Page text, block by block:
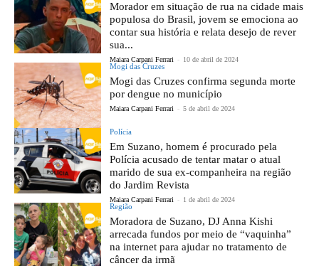
Morador em situação de rua na cidade mais
populosa do Brasil, jovem se emociona ao
contar sua história e relata desejo de rever
sua...
Maiara Carpani Ferrari - 10 de abril de 2024
Mogi das Cruzes
Mogi das Cruzes confirma segunda morte
por dengue no município
Maiara Carpani Ferrari - 5 de abril de 2024
Polícia
Em Suzano, homem é procurado pela
Polícia acusado de tentar matar o atual
marido de sua ex-companheira na região
do Jardim Revista
Maiara Carpani Ferrari - 1 de abril de 2024
Região
Moradora de Suzano, DJ Anna Kishi
arrecada fundos por meio de “vaquinha”
na internet para ajudar no tratamento de
câncer da irmã